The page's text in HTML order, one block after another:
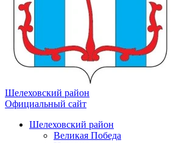
Шелеховский район
Официальный сайт
Шелеховский район
Великая Победа